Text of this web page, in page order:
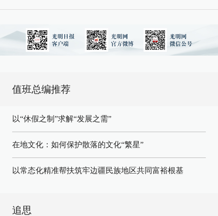
值班总编推荐
以“休假之制”求解“发展之需”
在地文化：如何保护散落的文化“繁星”
以常态化精准帮扶筑牢边疆民族地区共同富裕根基
追思